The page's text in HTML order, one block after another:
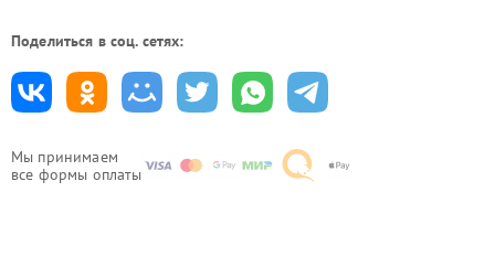
Мы принимаем
все формы оплаты
Поделиться в соц. сетях: